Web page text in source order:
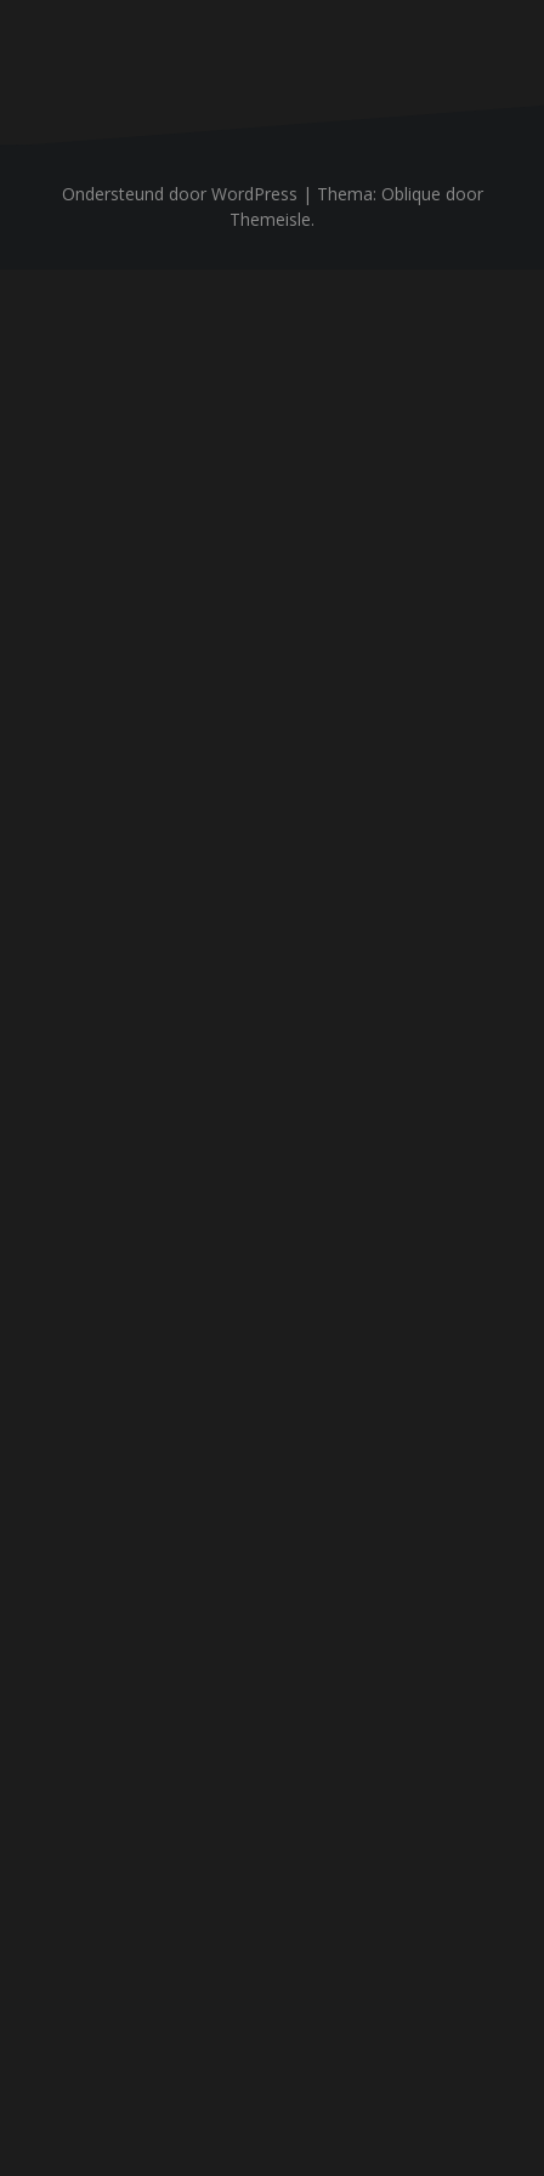
Ondersteund door WordPress | Thema: Oblique door
Themeisle.